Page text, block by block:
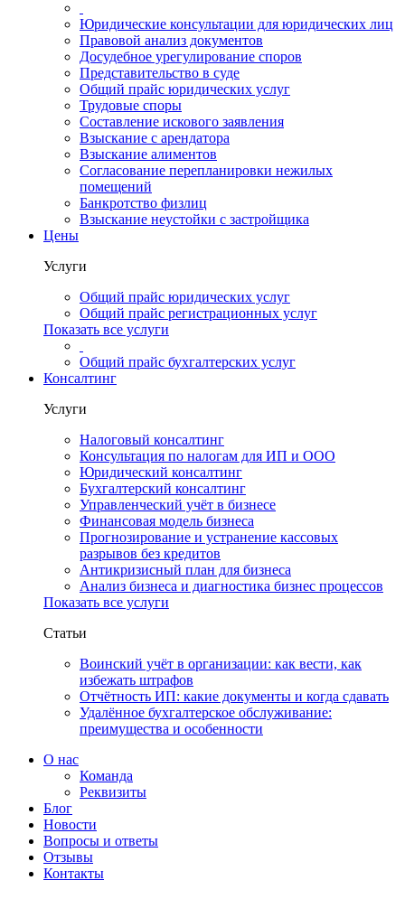
Юридические консультации для юридических лиц
Правовой анализ документов
Досудебное урегулирование споров
Представительство в суде
Общий прайс юридических услуг
Трудовые споры
Составление искового заявления
Взыскание с арендатора
Взыскание алиментов
Cогласование перепланировки нежилых
помещений
Банкротство физлиц
Взыскание неустойки с застройщика
Цены
Услуги
Общий прайс юридических услуг
Общий прайс регистрационных услуг
Показать все услуги
Общий прайс бухгалтерских услуг
Консалтинг
Услуги
Налоговый консалтинг
Консультация по налогам для ИП и ООО
Юридический консалтинг
Бухгалтерский консалтинг
Управленческий учёт в бизнесе
Финансовая модель бизнеса
Прогнозирование и устранение кассовых
разрывов без кредитов
Антикризисный план для бизнеса
Анализ бизнеса и диагностика бизнес процессов
Показать все услуги
Статьи
Воинский учёт в организации: как вести, как
избежать штрафов
Отчётность ИП: какие документы и когда сдавать
Удалённое бухгалтерское обслуживание:
преимущества и особенности
О нас
Команда
Реквизиты
Блог
Новости
Вопросы и ответы
Отзывы
Контакты